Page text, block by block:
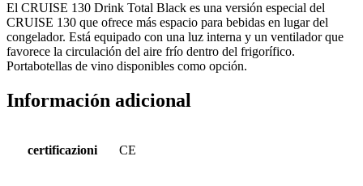
El CRUISE 130 Drink Total Black es una versión especial del
CRUISE 130 que ofrece más espacio para bebidas en lugar del
congelador. Está equipado con una luz interna y un ventilador que
favorece la circulación del aire frío dentro del frigorífico.
Portabotellas de vino disponibles como opción.
Información adicional
certificazioni CE